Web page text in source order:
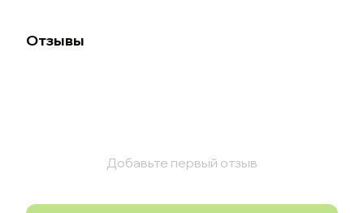
Отзывы
Добавьте первый отзыв